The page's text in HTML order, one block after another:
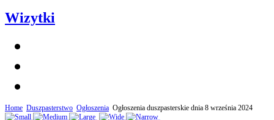
Wizytki
Home Duszpasterstwo Ogłoszenia Ogłoszenia duszpasterskie dnia 8 września 2024